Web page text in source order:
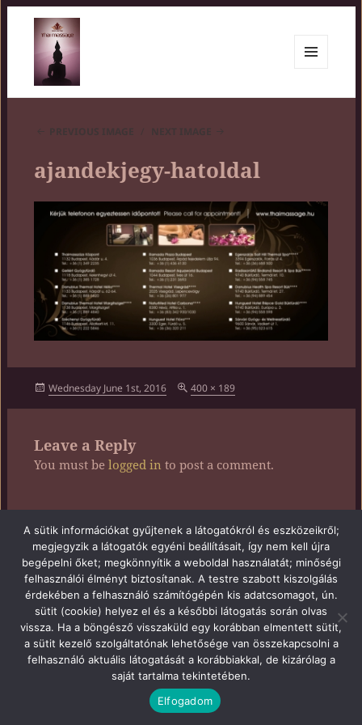
WIDGETS
PREVIOUS IMAGE NEXT IMAGE
ajandekjegy-hatoldal
Posted
Wednesday June 1st, 2016
Full
400 × 189
Leave a Reply
You must be logged in to post a comment.
Post
navigation
PUBLISHED IN
Ajándékjegy
Proudly powered by WordPress
A sütik információkat gyűjtenek a látogatókról és eszközeikről;
megjegyzik a látogatók egyéni beállításait, így nem kell újra
begépelni őket; megkönnyítik a weboldal használatát; minőségi
felhasználói élményt biztosítanak. A testre szabott kiszolgálás
érdekében a felhasználó számítógépén kis adatcsomagot, ún.
sütit (cookie) helyez el és a későbbi látogatás során olvas
vissza. Ha a böngésző visszaküld egy korábban elmentett sütit,
a sütit kezelő szolgáltatónak lehetősége van összekapcsolni a
felhasználó aktuális látogatását a korábbiakkal, de kizárólag a
saját tartalma tekintetében.
Elfogadom